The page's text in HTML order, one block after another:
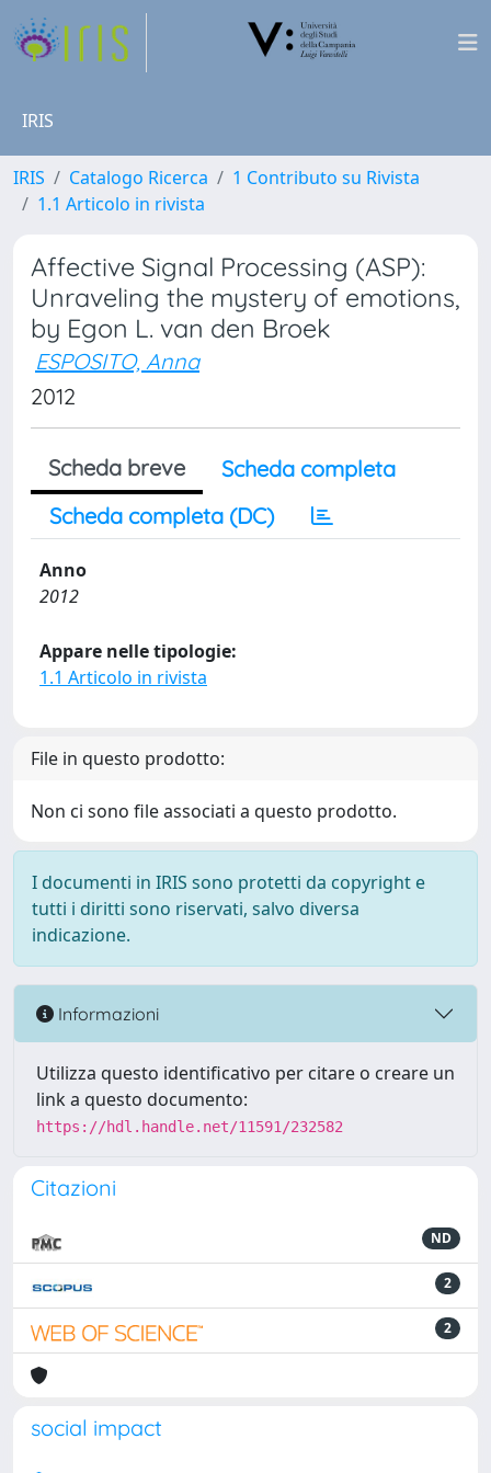
IRIS
IRIS Catalogo Ricerca
1 Contributo su Rivista
1.1 Articolo in rivista
Affective Signal Processing (ASP):
Unraveling the mystery of emotions,
by Egon L. van den Broek
ESPOSITO, Anna
2012
Scheda breve
Scheda completa
Scheda completa (DC)
Anno
2012
Appare nelle tipologie:
1.1 Articolo in rivista
File in questo prodotto:
Non ci sono file associati a questo prodotto.
I documenti in IRIS sono protetti da copyright e
tutti i diritti sono riservati, salvo diversa
indicazione.
Informazioni
Utilizza questo identificativo per citare o creare un
link a questo documento:
https://hdl.handle.net/11591/232582
Citazioni
ND
2
2
social impact